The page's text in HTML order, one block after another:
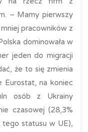
– Mamy pierwszy
pracowników z
dominowała w
jeden do migracji
że to się zmienia
Eurostat, na koniec
osób z Ukrainy
czasowej (28,3%
tego statusu w UE),